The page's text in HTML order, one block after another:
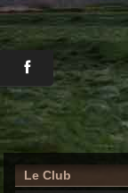
Le Club